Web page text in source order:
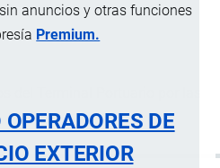
anuncios y otras funciones
Premium.
DE
EXTERIOR
del Terminal Portuario por las